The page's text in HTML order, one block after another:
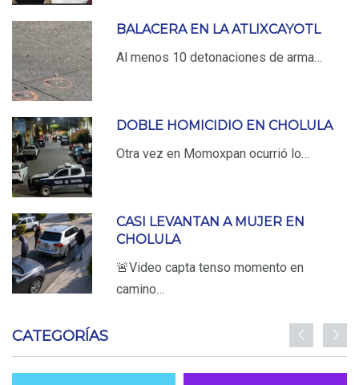
BALACERA EN LA ATLIXCAYOTL
Al menos 10 detonaciones de arma…
DOBLE HOMICIDIO EN CHOLULA
Otra vez en Momoxpan ocurrió lo…
CASI LEVANTAN A MUJER EN
CHOLULA
🚨Video capta tenso momento en
camino…
CATEGORÍAS